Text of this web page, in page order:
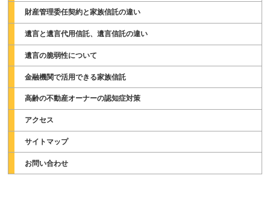
財産管理委任契約と家族信託の違い
遺言と遺言代用信託、遺言信託の違い
遺言の脆弱性について
金融機関で活用できる家族信託
高齢の不動産オーナーの認知症対策
アクセス
サイトマップ
お問い合わせ